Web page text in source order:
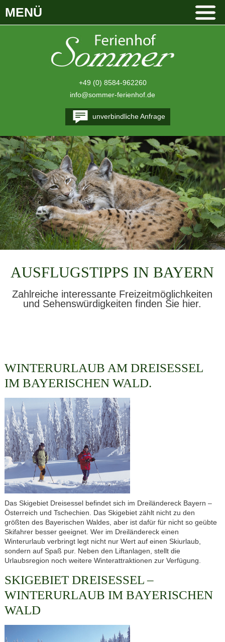
+49 (0) 8584-962260
info@sommer-ferienhof.de
unverbindliche Anfrage
MENÜ
AUSFLUGSTIPPS IN BAYERN
Zahlreiche interessante Freizeitmöglichkeiten
und Sehenswürdigkeiten finden Sie hier.
WINTERURLAUB AM DREISESSEL
IM BAYERISCHEN WALD.
Das Skigebiet Dreisessel befindet sich im Dreiländereck Bayern –
Österreich und Tschechien. Das Skigebiet zählt nicht zu den
größten des Bayerischen Waldes, aber ist dafür für nicht so geübte
Skifahrer besser geeignet. Wer im Dreiländereck einen
Winterurlaub verbringt legt nicht nur Wert auf einen Skiurlaub,
sondern auf Spaß pur. Neben den Liftanlagen, stellt die
Urlaubsregion noch weitere Winterattraktionen zur Verfügung.
SKIGEBIET DREISESSEL –
WINTERURLAUB IM BAYERISCHEN
WALD